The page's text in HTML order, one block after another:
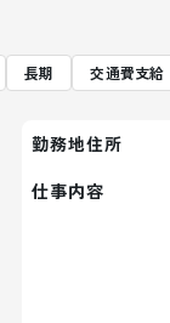
長期 交通費支給
勤務地住所
仕事内容